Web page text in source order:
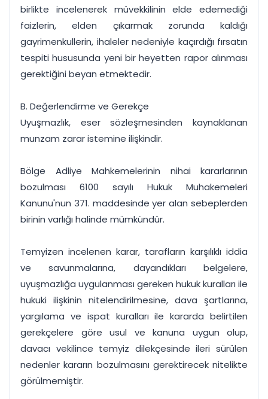
birlikte incelenerek müvekkilinin elde edemediği
faizlerin, elden çıkarmak zorunda kaldığı
gayrimenkullerin, ihaleler nedeniyle kaçırdığı fırsatın
tespiti hususunda yeni bir heyetten rapor alınması
gerektiğini beyan etmektedir.
B. Değerlendirme ve Gerekçe
Uyuşmazlık, eser sözleşmesinden kaynaklanan
munzam zarar istemine ilişkindir.
Bölge Adliye Mahkemelerinin nihai kararlarının
bozulması 6100 sayılı Hukuk Muhakemeleri
Kanunu'nun 371. maddesinde yer alan sebeplerden
birinin varlığı halinde mümkündür.
Temyizen incelenen karar, tarafların karşılıklı iddia
ve savunmalarına, dayandıkları belgelere,
uyuşmazlığa uygulanması gereken hukuk kuralları ile
hukuki ilişkinin nitelendirilmesine, dava şartlarına,
yargılama ve ispat kuralları ile kararda belirtilen
gerekçelere göre usul ve kanuna uygun olup,
davacı vekilince temyiz dilekçesinde ileri sürülen
nedenler kararın bozulmasını gerektirecek nitelikte
görülmemiştir.